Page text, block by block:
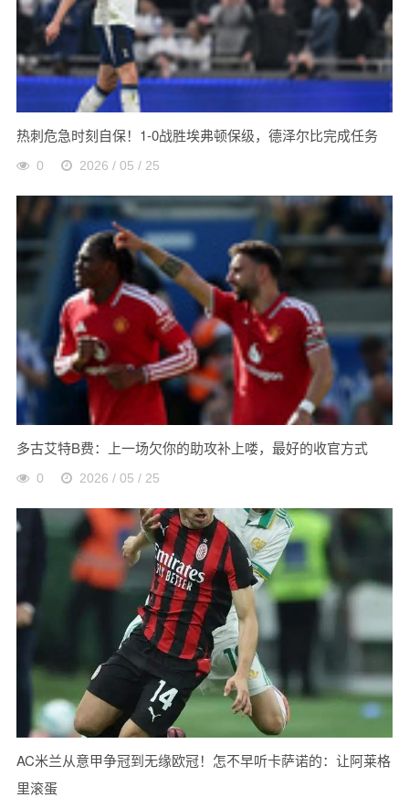
热刺危急时刻自保！1-0战胜埃弗顿保级，德泽尔比完成任务
0 2026 / 05 / 25
多古艾特B费：上一场欠你的助攻补上喽，最好的收官方式
0 2026 / 05 / 25
AC米兰从意甲争冠到无缘欧冠！怎不早听卡萨诺的：让阿莱格
里滚蛋